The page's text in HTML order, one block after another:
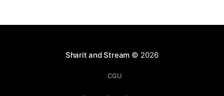
Sharit and Stream © 2026
CGU